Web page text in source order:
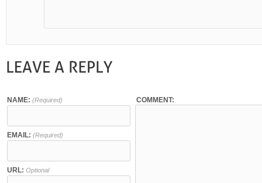
NAME: (Required)
EMAIL: (Required)
URL: Optional
COMMENT: